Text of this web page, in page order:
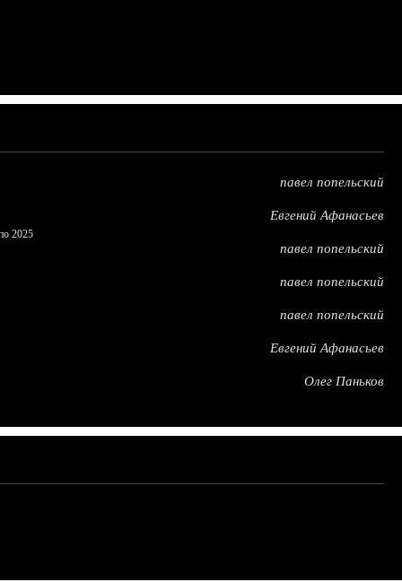
павел попельский
Евгений Афанасьев
2025
павел попельский
павел попельский
павел попельский
Евгений Афанасьев
Олег Паньков